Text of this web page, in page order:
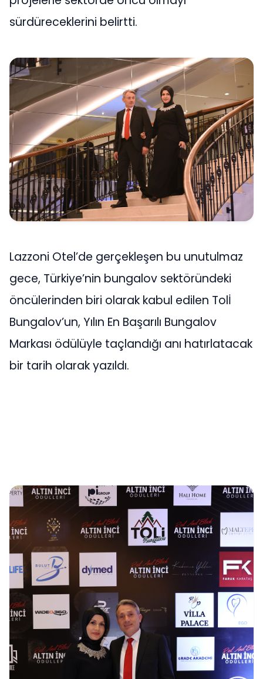
sürdüreceklerini belirtti.
Lazzoni Otel’de gerçekleşen bu unutulmaz
gece, Türkiye’nin bungalov sektöründeki
öncülerinden biri olarak kabul edilen Tolİ
Bungalov’un, Yılın En Başarılı Bungalov
Markası ödülüyle taçlandığı anı hatırlatacak
bir tarih olarak yazıldı.